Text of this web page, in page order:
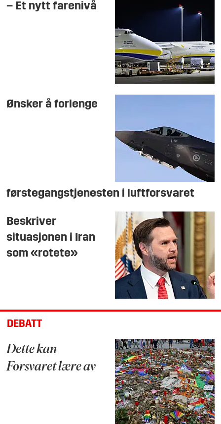
– Et nytt farenivå
Ønsker å forlenge
førstegangstjenesten i luftforsvaret
Beskriver
situasjonen i Iran
som «rotete»
DEBATT
Dette kan
Forsvaret lære av